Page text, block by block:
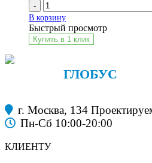
-
В корзину
Быстрый просмотр
Купить в 1 клик
ГЛОБУС
г. Москва, 134
Пн-Сб 10:00-20:00
КЛИЕНТУ